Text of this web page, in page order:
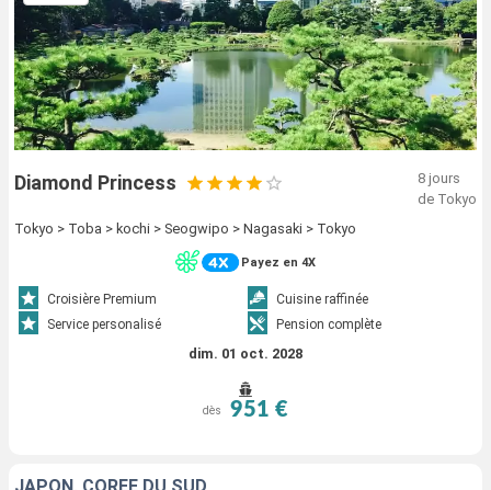
Diamond Princess
8 jours
de Tokyo
Tokyo > Toba > kochi > Seogwipo > Nagasaki > Tokyo
Payez en 4X
Croisière Premium
Cuisine raffinée
Service personalisé
Pension complète
dim. 01 oct. 2028
dès 951 €